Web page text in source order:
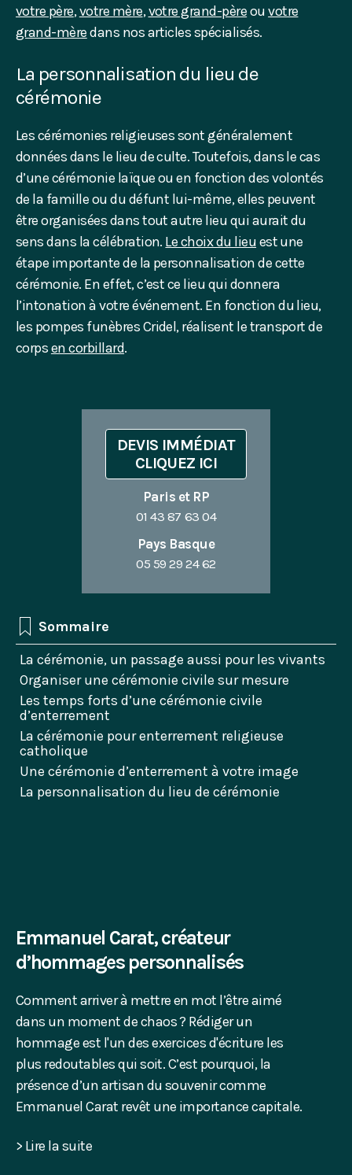
votre père,votre mère,votre grand-pèreouvotre
grand-mèredans nos articles spécialisés.
La personnalisation du lieu de
cérémonie
Les cérémonies religieuses sont généralement
données dans le lieu de culte. Toutefois, dans le cas
d’une cérémonie laïque ou en fonction des volontés
de la famille ou du défunt lui-même, elles peuvent
être organisées dans tout autre lieu qui aurait du
sens dans la célébration. Le choix du lieuest une
étape importante de la personnalisation de cette
cérémonie. En effet, c’est ce lieu qui donnera
l’intonation à votre événement. En fonction du lieu,
les pompes funèbres Cridel, réalisent le transport de
corpsen corbillard.
DEVIS IMMÉDIAT
CLIQUEZ ICI
Paris et RP
01 43 87 63 04
Pays Basque
05 59 29 24 62
Sommaire
La cérémonie, un passage aussi pour les vivants
Organiser une cérémonie civile sur mesure
Les temps forts d’une cérémonie civile
d’enterrement
La cérémonie pour enterrement religieuse
catholique
Une cérémonie d’enterrement à votre image
La personnalisation du lieu de cérémonie
Emmanuel Carat, créateur
d’hommages personnalisés
Comment arriver à mettre en mot l’être aimé
dans un moment de chaos ? Rédiger un
hommage est l'un des exercices d'écriture les
plus redoutables qui soit. C’est pourquoi, la
présence d’un artisan du souvenir comme
Emmanuel Carat revêt une importance capitale.
> Lire la suite